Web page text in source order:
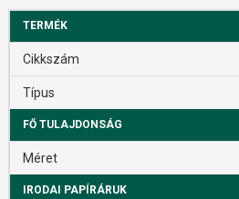
TERMÉK
Cikkszám
Típus
FŐ TULAJDONSÁG
Méret
IRODAI PAPÍRÁRUK